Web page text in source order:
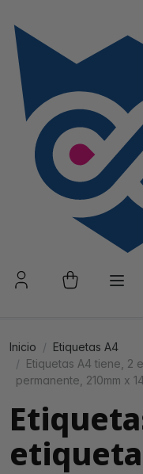
Inicio
Etiquetas A4
Etiquetas A4 tiene, 2
permanente, 210mm x